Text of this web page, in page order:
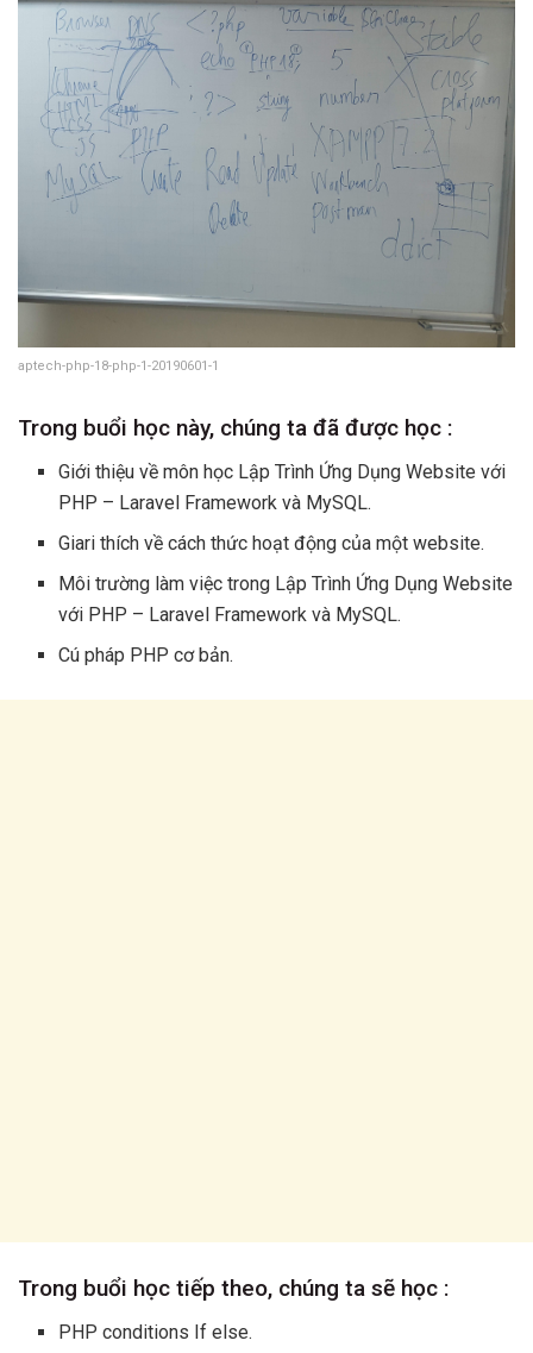
aptech-php-18-php-1-20190601-1
Trong buổi học này, chúng ta đã được học :
Giới thiệu về môn học Lập Trình Ứng Dụng Website với
PHP – Laravel Framework và MySQL.
Giari thích về cách thức hoạt động của một website.
Môi trường làm việc trong Lập Trình Ứng Dụng Website
với PHP – Laravel Framework và MySQL.
Cú pháp PHP cơ bản.
Trong buổi học tiếp theo, chúng ta sẽ học :
PHP conditions If else.